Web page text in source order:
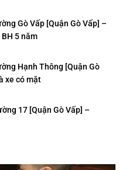
Gò Vấp [Quận Gò Vấp] –
5 năm
Hạnh Thông [Quận Gò
xe có mặt
17 [Quận Gò Vấp] –